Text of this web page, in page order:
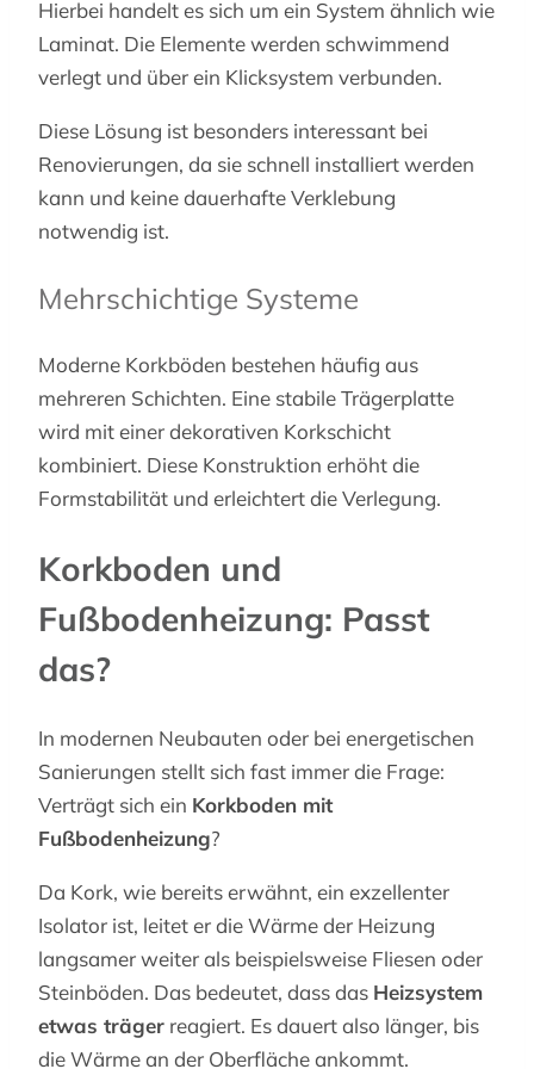
Hierbei handelt es sich um ein System ähnlich wie
Laminat. Die Elemente werden schwimmend
verlegt und über ein Klicksystem verbunden.
Diese Lösung ist besonders interessant bei
Renovierungen, da sie schnell installiert werden
kann und keine dauerhafte Verklebung
notwendig ist.
Mehrschichtige Systeme
Moderne Korkböden bestehen häufig aus
mehreren Schichten. Eine stabile Trägerplatte
wird mit einer dekorativen Korkschicht
kombiniert. Diese Konstruktion erhöht die
Formstabilität und erleichtert die Verlegung.
Korkboden und
Fußbodenheizung: Passt
das?
In modernen Neubauten oder bei energetischen
Sanierungen stellt sich fast immer die Frage:
Verträgt sich ein Korkboden mit
Fußbodenheizung?
Da Kork, wie bereits erwähnt, ein exzellenter
Isolator ist, leitet er die Wärme der Heizung
langsamer weiter als beispielsweise Fliesen oder
Steinböden. Das bedeutet, dass das Heizsystem
etwas träger reagiert. Es dauert also länger, bis
die Wärme an der Oberfläche ankommt.